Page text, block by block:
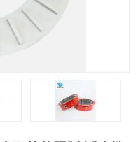
实芯轮胎
联轴器